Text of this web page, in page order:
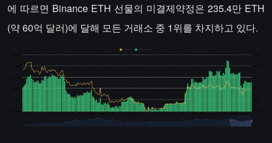
에 따르면 Binance ETH 선물의 미결제약정은 235.4만 ETH
(약 60억 달러)에 달해 모든 거래소 중 1위를 차지하고 있다.